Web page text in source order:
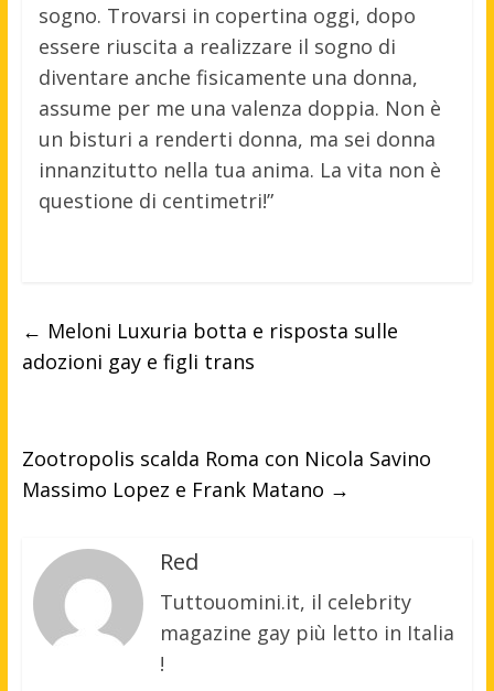
sogno. Trovarsi in copertina oggi, dopo
essere riuscita a realizzare il sogno di
diventare anche fisicamente una donna,
assume per me una valenza doppia. Non è
un bisturi a renderti donna, ma sei donna
innanzitutto nella tua anima. La vita non è
questione di centimetri!”
← Meloni Luxuria botta e risposta sulle
adozioni gay e figli trans
Zootropolis scalda Roma con Nicola Savino
Massimo Lopez e Frank Matano →
Red
Tuttouomini.it, il celebrity
magazine gay più letto in Italia
!